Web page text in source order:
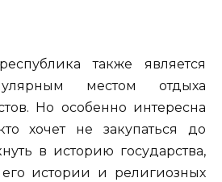
также является
местом отдыха
Но особенно интересна
хочет не закупаться до
в историю государства,
истории и религиозных